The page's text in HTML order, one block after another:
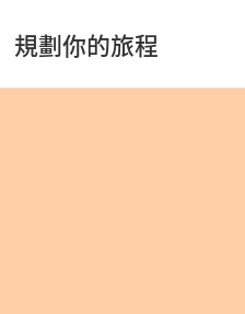
規劃你的旅程